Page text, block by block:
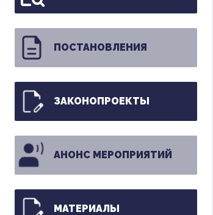
ПОСТАНОВЛЕНИЯ
ЗАКОНОПРОЕКТЫ
АНОНС МЕРОПРИЯТИЙ
МАТЕРИАЛЫ